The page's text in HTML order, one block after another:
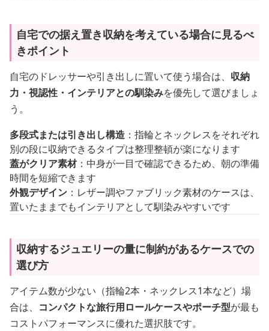
自宅での据え置き収納を考えている場合に見るべ
きポイント
自宅のドレッサーや引き出しに置いて使う場合は、 収納
力・視認性・インテリアとの馴染みを優先して選びましょ
う。
多段式または引き出し構造 ：指輪とネックレスをそれぞれ
別の段に収納できるタイプは整理整頓が楽になります
蓋がクリア素材：中身が一目で確認できるため、朝の準備
時間を短縮できます
外観デザイン ：レザー調やファブリック素材のケースは、
置いたままでもインテリアとして馴染みやすいです
収納するジュエリーの量に制約があるケースでの
選び方
アイテム数が少ない（指輪2本・ネックレス1本など）場
合は、 コンパクトな旅行用ロールケースやポーチ型が最も
コストパフォーマンスに優れた選択肢です。